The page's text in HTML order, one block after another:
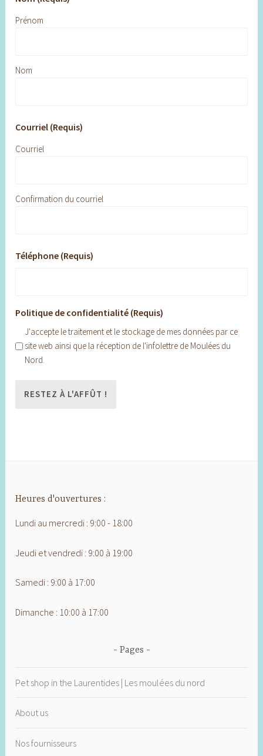
Prénom
Nom
Courriel (Requis)
Courriel
Confirmation du courriel
Téléphone (Requis)
Politique de confidentialité (Requis)
J'accepte le traitement et le stockage de mes données par ce
site web ainsi que la réception de l'infolettre de Moulées du
Nord.
Heures d'ouvertures :
Lundi au mercredi : 9:00 - 18:00
Jeudi et vendredi : 9:00 à 19:00
Samedi : 9:00 à 17:00
Dimanche : 10:00 à 17:00
Pages
Pet shop in the Laurentides | Les moulées du nord
About us
Nos fournisseurs